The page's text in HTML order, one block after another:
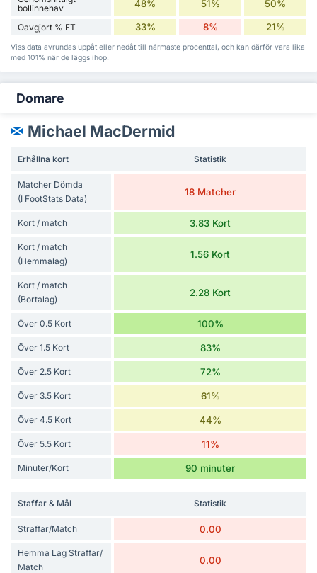
bollinnehav
48% 51% 50%
Oavgjort % FT 33% 8% 21%
Viss data avrundas uppåt eller nedåt till närmaste procenttal, och kan därför vara lika
med 101% när de läggs ihop.
Domare
Michael MacDermid
Erhållna kort Statistik
Matcher Dömda
(I FootStats Data)
18 Matcher
Kort / match 3.83 Kort
Kort / match
(Hemmalag)
1.56 Kort
Kort / match
(Bortalag)
2.28 Kort
Över 0.5 Kort 100%
Över 1.5 Kort 83%
Över 2.5 Kort 72%
Över 3.5 Kort 61%
Över 4.5 Kort 44%
Över 5.5 Kort 11%
Minuter/Kort 90 minuter
Staffar & Mål Statistik
Straffar/Match 0.00
Hemma Lag Straffar/
Match
0.00